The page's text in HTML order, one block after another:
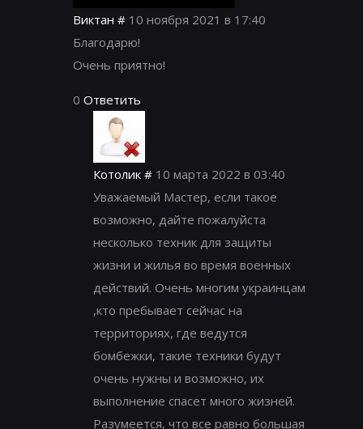
Виктан # 10 ноября 2021 в 17:40
Благодарю!
Очень приятно!
0 Ответить
Котолик # 10 марта 2022 в 03:40
Уважаемый Мастер, если такое
возможно, дайте пожалуйста
несколько техник для защиты
жизни и жилья во время военных
действий. Очень многим украинцам
,кто пребывает сейчас на
территориях, где ведутся
бомбежки, такие техники будут
очень нужны и возможно, их
выполнение спасет много жизней.
Разумеется, что все равно большая